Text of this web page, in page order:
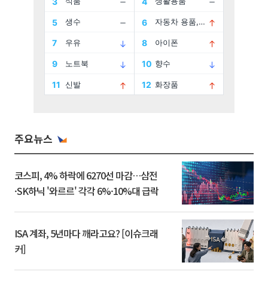
주요뉴스
코스피, 4% 하락에 6270선 마감…삼전
·SK하닉 '와르르' 각각 6%·10%대 급락
ISA 계좌, 5년마다 깨라고요? [이슈크래
커]